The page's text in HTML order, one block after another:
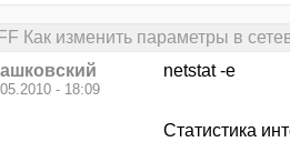
Как изменить параметры в
- 18:09
netstat -e
Статистика